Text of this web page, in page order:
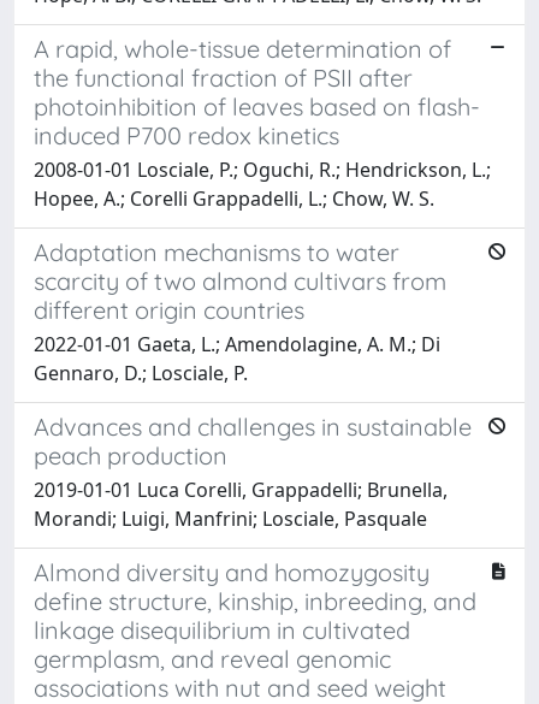
A rapid, whole-tissue determination of
the functional fraction of PSII after
photoinhibition of leaves based on flash-
induced P700 redox kinetics
2008-01-01 Losciale, P.; Oguchi, R.; Hendrickson, L.;
Hopee, A.; Corelli Grappadelli, L.; Chow, W. S.
Adaptation mechanisms to water
scarcity of two almond cultivars from
different origin countries
2022-01-01 Gaeta, L.; Amendolagine, A. M.; Di
Gennaro, D.; Losciale, P.
Advances and challenges in sustainable
peach production
2019-01-01 Luca Corelli, Grappadelli; Brunella,
Morandi; Luigi, Manfrini; Losciale, Pasquale
Almond diversity and homozygosity
define structure, kinship, inbreeding, and
linkage disequilibrium in cultivated
germplasm, and reveal genomic
associations with nut and seed weight